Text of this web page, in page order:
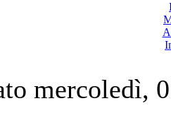
mercoledì,